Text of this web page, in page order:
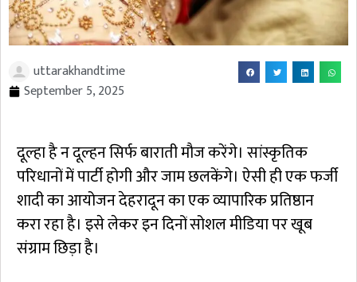
uttarakhandtime
September 5, 2025
दूल्हा है न दूल्हन सिर्फ बाराती मौज करेंगे। सांस्कृतिक
परिधानों में पार्टी होगी और जाम छलकेंगे। ऐसी ही एक फर्जी
शादी का आयोजन देहरादून का एक व्यापारिक प्रतिष्ठान
करा रहा है। इसे लेकर इन दिनों सोशल मीडिया पर खूब
संग्राम छिड़ा है।